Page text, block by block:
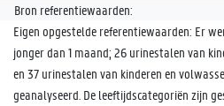
Bron referentiewaarden:
Eigen opgestelde referentiewaarden: Er
jonger dan 1 maand; 26 urinestalen van
en 37 urinestalen van kinderen en
geanalyseerd. De leeftijdscategoriën zijn